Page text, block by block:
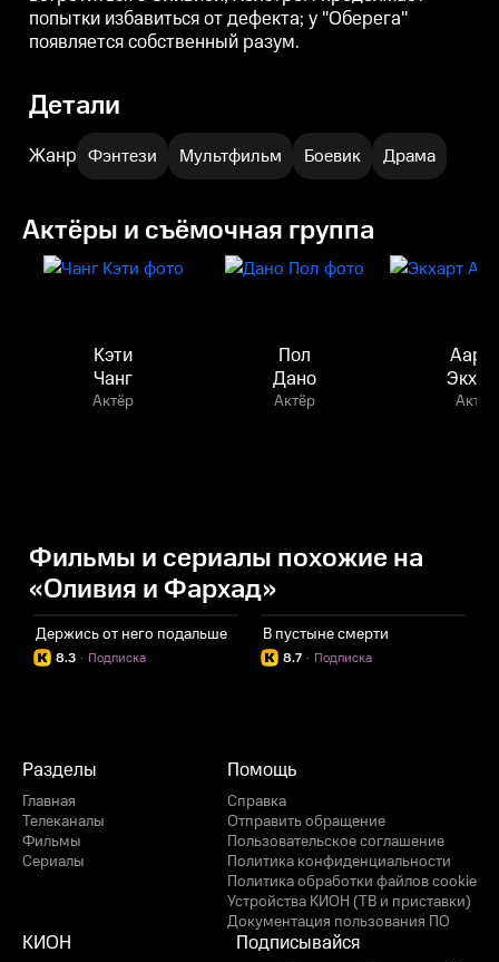
попытки избавиться от дефекта; у "Оберега"
появляется собственный разум.
Детали
Жанр Фэнтези Мультфильм Боевик Драма
Актёры и съёмочная группа
Кэти
Чанг
Актёр
Пол
Дано
Актёр Актёр
Фильмы и сериалы похожие на
«Оливия и Фархад»
Держись от него подальше
8.3 Подписка
·
В пустыне смерти
8.7 Подписка
·
Разделы
Главная
Телеканалы
Фильмы
Сериалы
Помощь
Справка
Отправить обращение
Пользовательское соглашение
Политика конфиденциальности
Политика обработки файлов cookie
Устройства КИОН (ТВ и приставки)
Документация пользования ПО
КИОН Подписывайся